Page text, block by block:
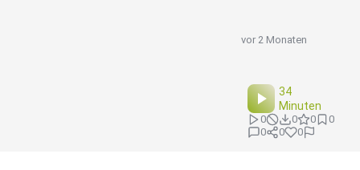
vor 2 Monaten
34
Minuten
0 0 0
0
0
0 0